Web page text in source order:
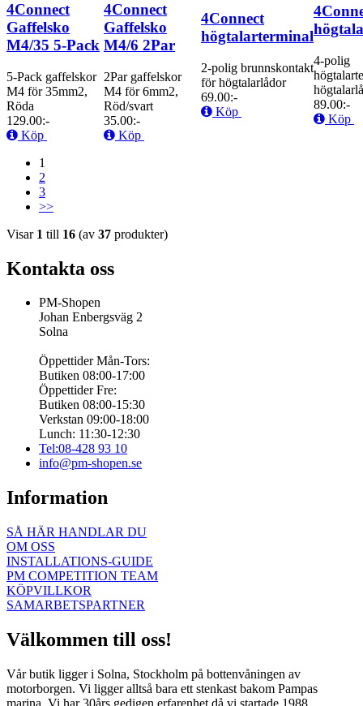
4Connect
Gaffelsko
M4/35 5-Pack
5-Pack gaffelskor
M4 för 35mm2,
Röda
129.00:-
Köp
4Connect
Gaffelsko
M4/6 2Par
2Par gaffelskor
M4 för 6mm2,
Röd/svart
35.00:-
Köp
4Connect
högtalarterminal
2-polig brunnskontakt
för högtalarlådor
69.00:-
Köp
4-polig
89.00:-
Köp
1
2
3
>>
Visar 1 till 16 (av 37 produkter)
Kontakta oss
PM-Shopen
Johan Enbergsväg 2
Solna
Öppettider Mån-Tors:
Butiken 08:00-17:00
Öppettider Fre:
Butiken 08:00-15:30
Verkstan 09:00-18:00
Lunch: 11:30-12:30
Tel:08-428 93 10
info@pm-shopen.se
Information
SÅ HÄR HANDLAR DU
OM OSS
INSTALLATIONS-GUIDE
PM COMPETITION TEAM
KÖPVILLKOR
SAMARBETSPARTNER
Välkommen till oss!
Vår butik ligger i Solna, Stockholm på bottenvåningen av
motorborgen. Vi ligger alltså bara ett stenkast bakom Pampas
marina. Vi har 30års gedigen erfarenhet då vi startade 1988.